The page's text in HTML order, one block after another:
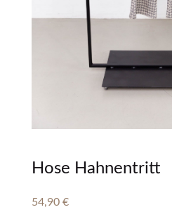
Hose Hahnentritt
54,90 €